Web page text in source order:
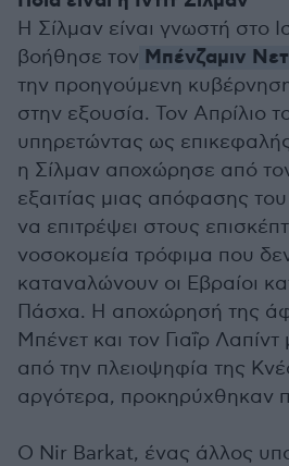
Η Σίλμαν είναι γνωστή στο
βοήθησε τον Μπένζαμιν
την προηγούμενη
στην εξουσία. Τον Απρίλιο
υπηρετώντας ως
η Σίλμαν αποχώρησε από
εξαιτίας μιας απόφασης
να επιτρέψει στους
νοσοκομεία τρόφιμα που
καταναλώνουν οι Εβραίοι
Πάσχα. Η αποχώρησή της
Μπένετ και τον Γιαΐρ
από την πλειοψηφία της
αργότερα, προκηρύχθηκαν
Ο Nir Barkat, ένας άλλος